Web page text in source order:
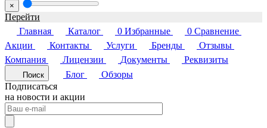
×
Перейти
Главная
Каталог 0 Избранные 0 Сравнение
Акции
Контакты Услуги Бренды
Отзывы
Компания
Лицензии Документы Реквизиты
Поиск Блог
Обзоры
Подписаться
на новости и акции